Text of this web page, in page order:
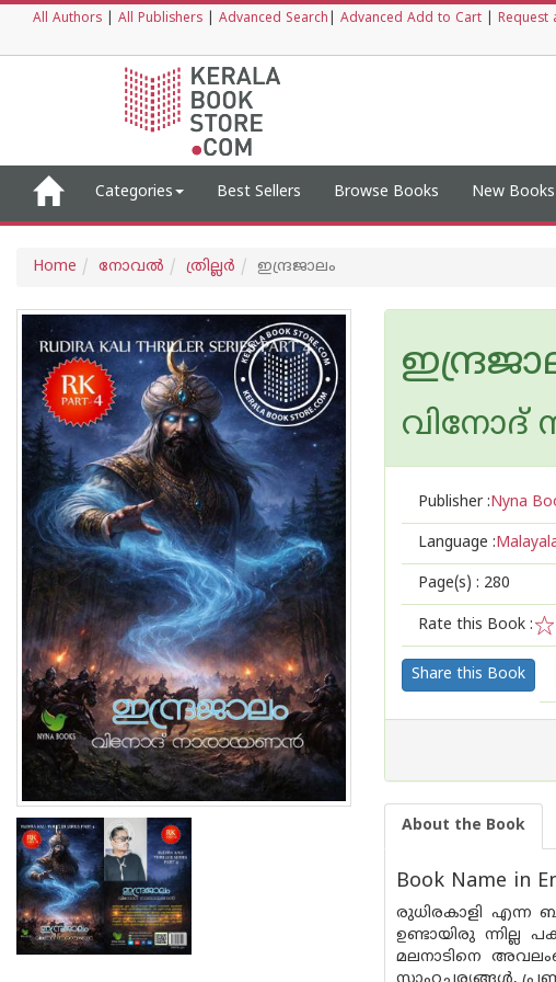
All Authors All Publishers Advanced Search Advanced Add to Cart Request
Categories Best Sellers Browse Books New Books
Home നോവല്‍ ത്രില്ലര്‍ ഇന്ദ്രജാലം
വിനോദ്
Publisher :Nyna
Language :
Page(s) : 280
Rate this Book :
1
Share this Book
About the Book
Book Name in
രുധിരകാളി എന്ന
ഉണ്ടായിരു ന്നില്ല
മലനാടിനെ